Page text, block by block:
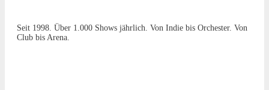
Seit 1998. Über 1.000 Shows jährlich. Von Indie bis Orchester. Von
Club bis Arena.